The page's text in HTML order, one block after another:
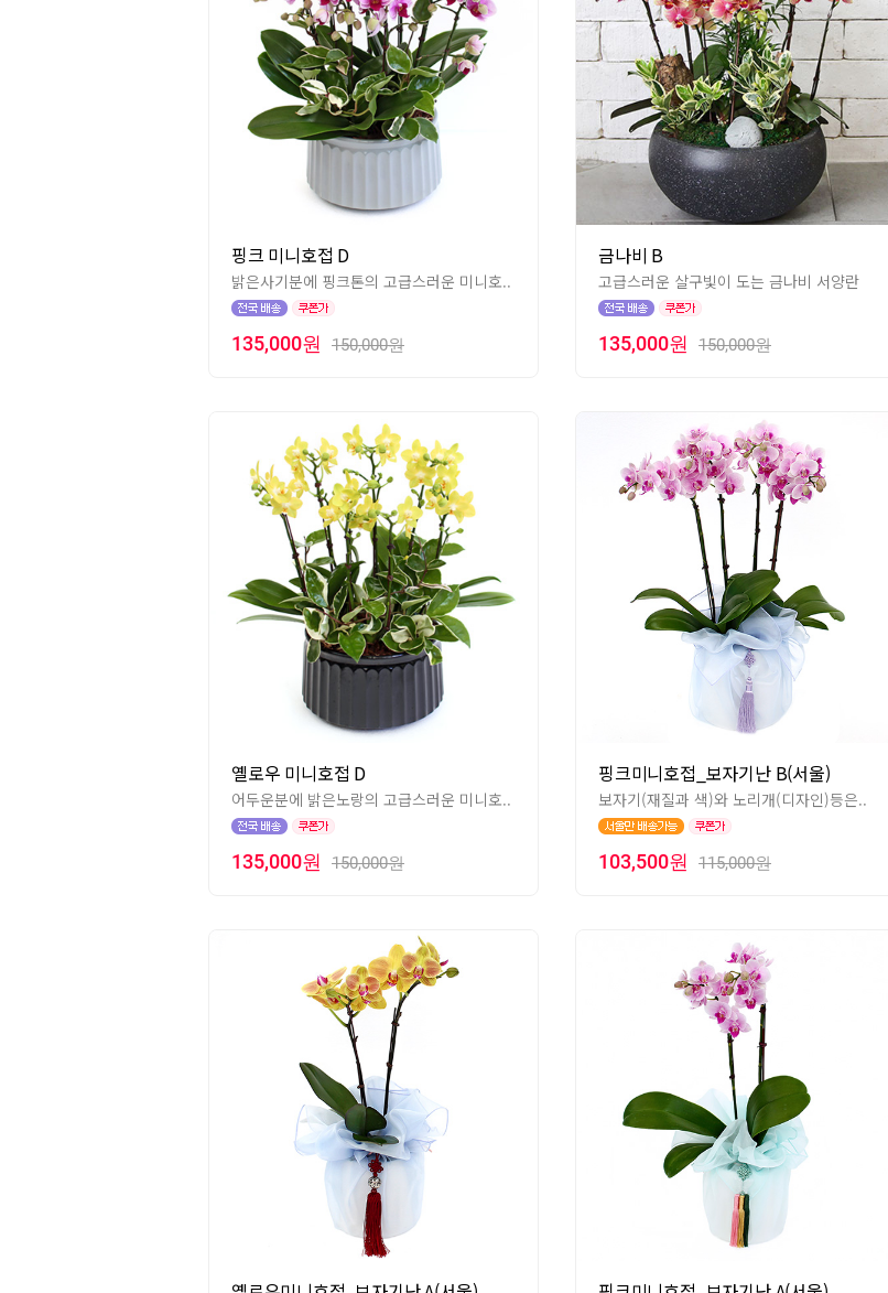
핑크 미니호접 D
밝은사기분에 핑크톤의 고급스러운 미니호..
135,000원 150,000원
금나비 B
고급스러운 살구빛이 도는 금나비 서양란
135,000원 150,000원
옐로우 미니호접 D
어두운분에 밝은노랑의 고급스러운 미니호..
135,000원 150,000원
핑크미니호접_보자기난 B(서울)
보자기(재질과 색)와 노리개(디자인)등은..
103,500원 115,000원